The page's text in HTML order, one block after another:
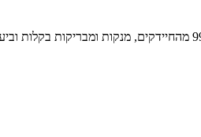
המטליות משמידות 99.9% מהחיידקים, מנקות